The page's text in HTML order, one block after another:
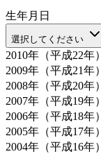
生年月日
選択してください
2010年（平成22年）
2009年（平成21年）
2008年（平成20年）
2007年（平成19年）
2006年（平成18年）
2005年（平成17年）
2004年（平成16年）